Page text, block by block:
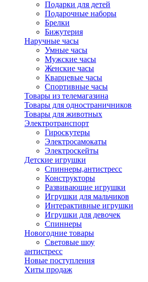
Подарки для детей
Подарочные наборы
Брелки
Бижутерия
Наручные часы
Умные часы
Мужские часы
Женские часы
Кварцевые часы
Спортивные часы
Товары из телемагазина
Товары для одностраничников
Товары для животных
Электротранспорт
Гироскутеры
Электросамокаты
Электроскейты
Детские игрушки
Спиннеры,антистресс
Конструкторы
Развивающие игрушки
Игрушки для мальчиков
Интерактивные игрушки
Игрушки для девочек
Спиннеры
Новогодние товары
Световые шоу
антистресс
Новые поступления
Хиты продаж